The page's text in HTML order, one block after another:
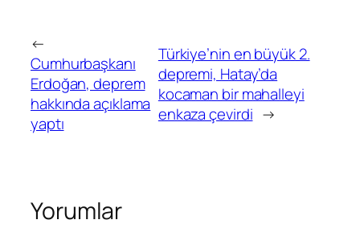
←
Cumhurbaşkanı
Erdoğan, deprem
hakkında açıklama
yaptı
Türkiye’nin en büyük 2.
depremi, Hatay’da
kocaman bir mahalleyi
enkaza çevirdi →
Yorumlar